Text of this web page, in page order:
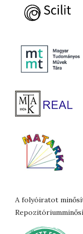
A folyóiratot